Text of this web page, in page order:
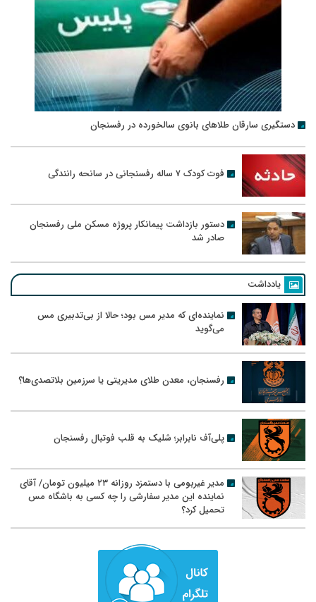
دستگیری سارقان طلاهای بانوی سالخورده در رفسنجان
فوت کودک ۷ ساله رفسنجانی در سانحه رانندگی
دستور بازداشت پیمانکار پروژه مسکن ملی رفسنجان
صادر شد
یادداشت
نماینده‌ای که مدیر مس بود؛ حالا از بی‌تدبیری مس
می‌گوید
رفسنجان، معدن طلای مدیریتی یا سرزمین بلاتصدی‌ها؟
پلی‌آف نابرابر؛ شلیک به قلب فوتبال رفسنجان
مدیر غیربومی با دستمزد روزانه ۲۳ میلیون تومان/ آقای
نماینده این مدیر سفارشی را چه کسی به باشگاه مس
تحمیل کرد؟